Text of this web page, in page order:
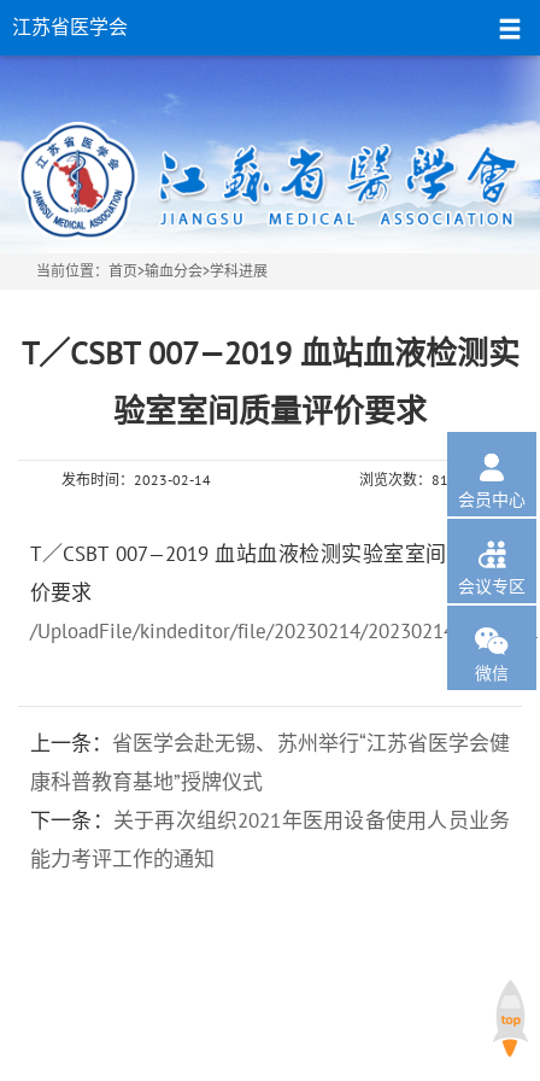
江苏省医学会
当前位置： 首页>输血分会>学科进展
T／CSBT 007—2019 血站血液检测实
验室室间质量评价要求
发布时间：2023-02-14 浏览次数：8119次
T／CSBT 007—2019 血站血液检测实验室室间质量评
价要求
/UploadFile/kindeditor/file/20230214/
上一条： 省医学会赴无锡、苏州举行“江苏省医学会健
康科普教育基地”授牌仪式
下一条： 关于再次组织2021年医用设备使用人员业务
能力考评工作的通知

会员中心

会议专区

微信